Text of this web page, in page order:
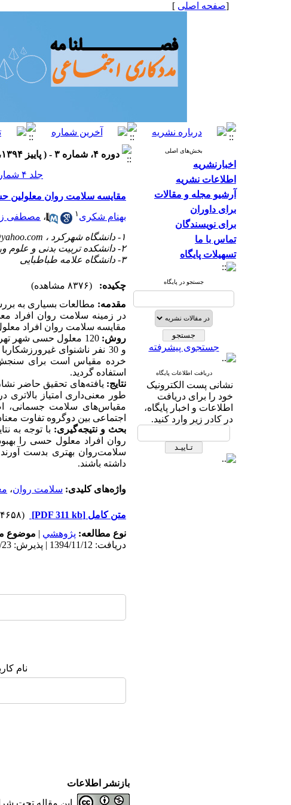
[صفحه اصلی ]
بخش‌های اصلی
اخبارنشریه
اطلاعات نشریه
آرشیو مجله و مقالات
برای داوران
برای نویسندگان
تماس با ما
تسهیلات پایگاه
جستجو در پایگاه
جستجوی پیشرفته
دریافت اطلاعات پایگاه
نشانی پست الکترونیک
خود را برای دریافت
اطلاعات و اخبار پایگاه،
در کادر زیر وارد کنید.
دوره ۴، شماره ۳ - ( پاییز ۱۳۹۴، شماره ۱۴ ۱۳۹۴ )
جلد ۴ شماره ۳ صفحات ۴۳-۳۷
مقایسه سلامت روان معلولین
بهنام شکری ۱ ، مصطفی
۱- دانشگاه شهرکرد ،
۲- دانشکده تربیت بدنی و علوم ورزشی دانشگاه شهید بهشتی
۳- دانشگاه علامه طباطبایی
چکیده:
(۸۳۷۶ مشاهده)
مقدمه: مطالعات بسیاری به
در زمینه سلامت روان افراد
مقایسه سلامت روان افراد
روش:
خرده مقیاس است برای سنجش
استفاده گردید.
نتایج: یافته‌های تحقیق حاضر
مقیاس‌های سلامت جسمانی،
اجتماعی بین دوگروه تفاوت
بحث و نتیجه‌گیری: با توجه به
روان افراد معلول حسی را
سلامت‌روان بهتری بدست
داشته باشند.
واژه‌های کلیدی: سلامت روان،
متن کامل [PDF 311 kb]
(۴۶۵۸ دریافت)
نوع مطالعه: پژوهشي | موضوع
دریافت: 1394/11/12 | پذیرش: 1395/3/23 | انتشار: 1395/7/8
نام
بازنشر اطلاعات
این مقاله تحت